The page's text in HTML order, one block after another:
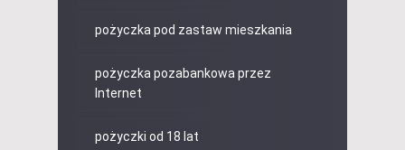
pożyczka pod zastaw mieszkania
pożyczka pozabankowa przez
Internet
pożyczki od 18 lat